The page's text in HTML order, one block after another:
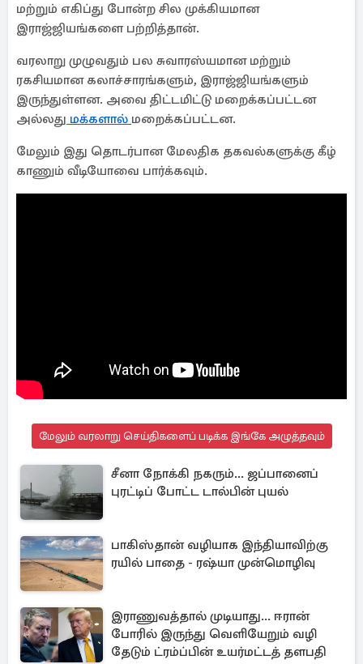
மற்றும் எகிப்து போன்ற சில முக்கியமான
இராஜ்ஜியங்களை பற்றித்தான்.
வரலாறு முழுவதும் பல சுவாரஸ்யமான மற்றும்
ரகசியமான கலாச்சாரங்களும், இராஜ்ஜியங்களும்
இருந்துள்ளன. அவை திட்டமிட்டு மறைக்கப்பட்டன
அல்லது மக்களால் மறைக்கப்பட்டன.
மேலும் இது தொடர்பான மேலதிக தகவல்களுக்கு கீழ்
காணும் வீடியோவை பார்க்கவும்.
மேலும் வரலாறு செய்திகளைப் படிக்க இங்கே அழுத்தவும்
சீனா நோக்கி நகரும்... ஜப்பானைப்
புரட்டிப் போட்ட டால்பின் புயல்
பாகிஸ்தான் வழியாக இந்தியாவிற்கு
ரயில் பாதை - ரஷ்யா முன்மொழிவு
இராணுவத்தால் முடியாது... ஈரான்
போரில் இருந்து வெளியேறும் வழி
தேடும் ட்ரம்ப்பின் உயர்மட்டத் தளபதி